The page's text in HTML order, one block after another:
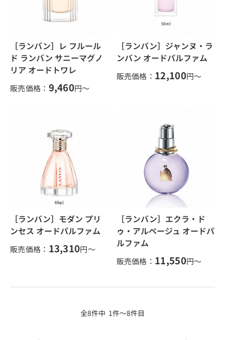
［ランバン］レ フルール
ド ランバン サニーマグノ
リア オードトワレ
販売価格： 9,460円～
［ランバン］ジャンヌ・ラ
ンバン オードパルファム
販売価格： 12,100円～
［ランバン］モダン プリ
ンセス オードパルファム
販売価格： 13,310円～
［ランバン］エクラ・ド
ゥ・アルページュ オードパ
ルファム
販売価格： 11,550円～
全8件中 1件～8件目